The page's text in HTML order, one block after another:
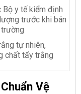
y tế kiểm định
trước khi bán
tự nhiên,
chất tẩy trắng
Vệ